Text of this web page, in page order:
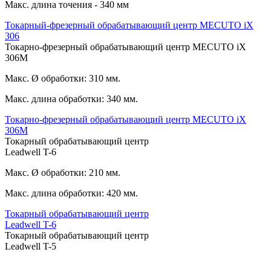
Макс. длина точения - 340 мм
Токарный-фрезерный обрабатывающий центр MECUTO iX
306
Токарно-фрезерный обрабатывающий центр MECUTO iX
306M
Макс. Ø обработки: 310 мм.
Макс. длина обработки: 340 мм.
Токарно-фрезерный обрабатывающий центр MECUTO iX
306M
Токарный обрабатывающий центр
Leadwell T-6
Макс. Ø обработки: 210 мм.
Макс. длина обработки: 420 мм.
Токарный обрабатывающий центр
Leadwell T-6
Токарный обрабатывающий центр
Leadwell T-5